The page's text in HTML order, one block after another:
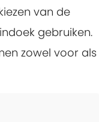
van de
gebruiken.
zowel voor als